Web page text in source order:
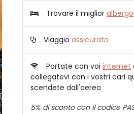
Trovare il miglior albergo
Viaggio assicurato
Portate con voi internet
collegatevi con i vostri cari
scendete dall'aereo
5% di sconto con il codice